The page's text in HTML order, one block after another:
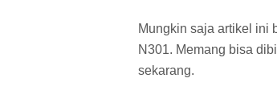
Mungkin saja artikel ini
N301. Memang bisa
sekarang.